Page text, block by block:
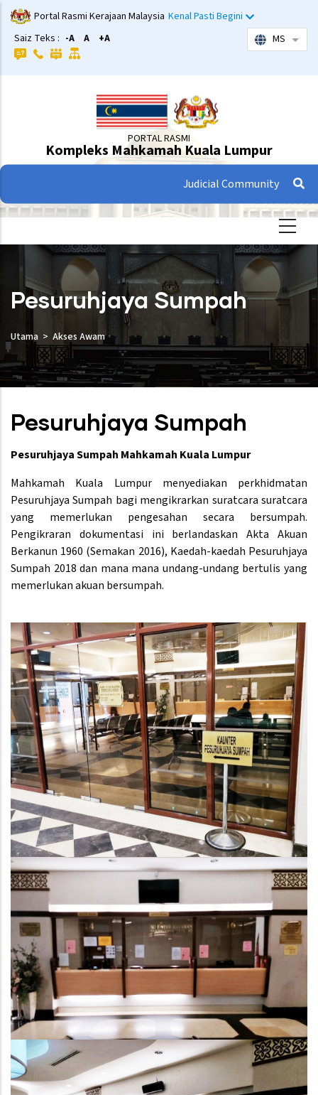
Langkau
ke
kandungan
utama
Portal Rasmi Kerajaan Malaysia Kenal Pasti Begini
Saiz Teks : -A A +A MS
PORTAL RASMI
Kompleks Mahkamah Kuala Lumpur
Judicial Community
Pesuruhjaya Sumpah
Utama Akses Awam
Pesuruhjaya Sumpah
Pesuruhjaya Sumpah Mahkamah Kuala Lumpur
Mahkamah Kuala Lumpur menyediakan perkhidmatan
Pesuruhjaya Sumpah bagi mengikrarkan suratcara suratcara
yang memerlukan pengesahan secara bersumpah.
Pengikraran dokumentasi ini berlandaskan Akta Akuan
Berkanun 1960 (Semakan 2016), Kaedah-kaedah Pesuruhjaya
Sumpah 2018 dan mana mana undang-undang bertulis yang
memerlukan akuan bersumpah.